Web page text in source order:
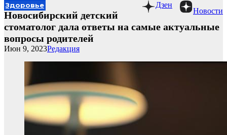
Новости
Дзен
Здоровье
Новосибирский детский
стоматолог дала ответы на самые актуальные
вопросы родителей
Редакция
Июн 9, 2023